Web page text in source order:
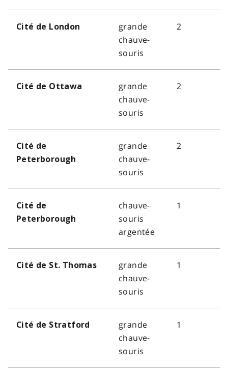
Cité de London
grande
chauve-
souris
2
Cité de Ottawa
grande
chauve-
souris
2
Cité de
Peterborough
grande
chauve-
souris
2
Cité de
Peterborough
chauve-
souris
argentée
1
Cité de St. Thomas
grande
chauve-
souris
1
Cité de Stratford
grande
chauve-
souris
1